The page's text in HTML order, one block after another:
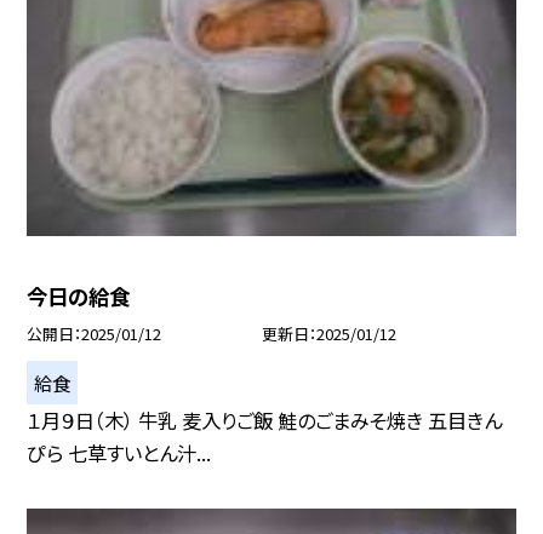
今日の給食
公開日 2025/01/12 更新日 2025/01/12
給食
１月９日（木） 牛乳 麦入りご飯 鮭のごまみそ焼き 五目きん
ぴら 七草すいとん汁...